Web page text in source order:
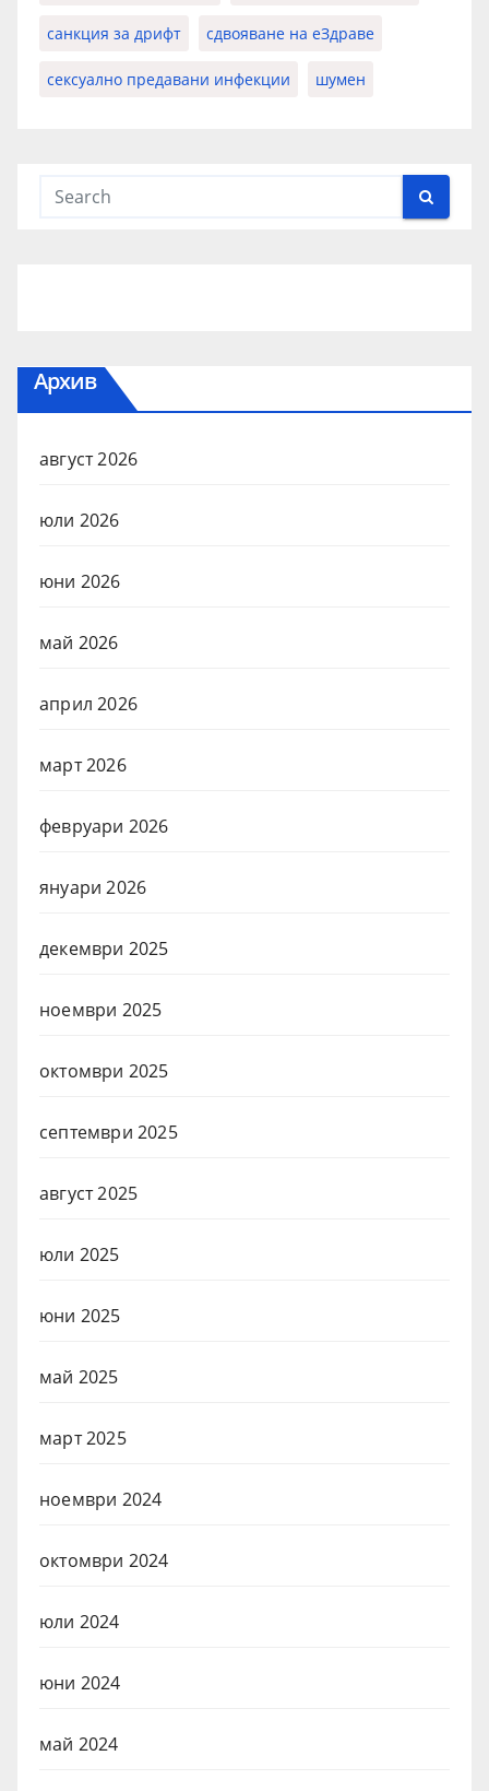
санкция за дрифт сдвояване на еЗдраве
сексуално предавани инфекции шумен
Архив
август 2026
юли 2026
юни 2026
май 2026
април 2026
март 2026
февруари 2026
януари 2026
декември 2025
ноември 2025
октомври 2025
септември 2025
август 2025
юли 2025
юни 2025
май 2025
март 2025
ноември 2024
октомври 2024
юли 2024
юни 2024
май 2024